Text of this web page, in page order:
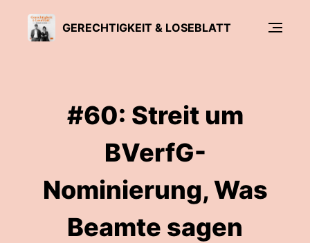
GERECHTIGKEIT & LOSEBLATT
#60: Streit um
BVerfG-
Nominierung, Was
Beamte sagen